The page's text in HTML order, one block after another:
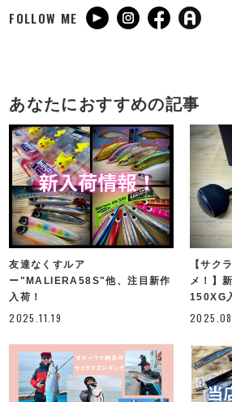
FOLLOW ME
あなたにおすすめの記事
友達なくすルア
ー"MALIERA58S"他、注目新作
入荷！
2025.11.19
【サク
メ！】
150XG